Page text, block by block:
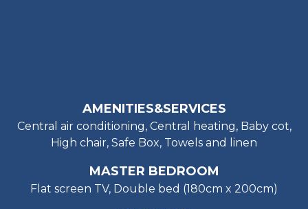
AMENITIES&SERVICES
Central air conditioning, Central heating, Baby cot,
High chair, Safe Box, Towels and linen
MASTER BEDROOM
Flat screen TV, Double bed (180cm x 200cm)